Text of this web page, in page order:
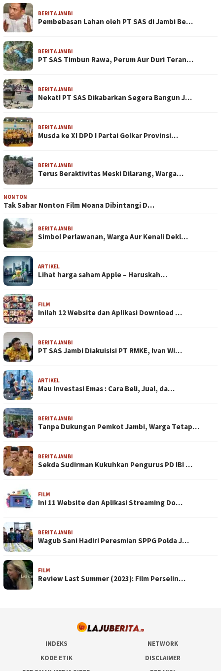
BERITA JAMBI
Pembebasan Lahan oleh PT SAS di Jambi Be…
BERITA JAMBI
PT SAS Timbun Rawa, Perum Aur Duri Teran…
BERITA JAMBI
Nekat! PT SAS Dikabarkan Segera Bangun J…
BERITA JAMBI
Musda ke XI DPD I Partai Golkar Provinsi…
BERITA JAMBI
Terus Beraktivitas Meski Dilarang, Warga…
NONTON
Tak Sabar Nonton Film Moana Dibintangi D…
BERITA JAMBI
Simbol Perlawanan, Warga Aur Kenali Dekl…
ARTIKEL
Lihat harga saham Apple – Haruskah…
FILM
Inilah 12 Website dan Aplikasi Download …
BERITA JAMBI
PT SAS Jambi Diakuisisi PT RMKE, Ivan Wi…
ARTIKEL
Mau Investasi Emas : Cara Beli, Jual, da…
BERITA JAMBI
Tanpa Dukungan Pemkot Jambi, Warga Tetap…
BERITA JAMBI
Sekda Sudirman Kukuhkan Pengurus PD IBI …
FILM
Ini 11 Website dan Aplikasi Streaming Do…
BERITA JAMBI
Wagub Sani Hadiri Peresmian SPPG Polda J…
FILM
Review Last Summer (2023): Film Perselin…
INDEKS
NETWORK
KODE ETIK
DISCLAIMER